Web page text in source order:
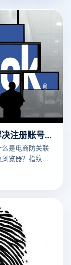
云登电商防关联指纹浏览器可以解决注册账号和养号难题吗
是电商防关联
览器？指纹浏